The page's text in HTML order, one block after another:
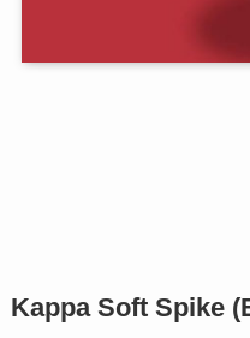
Kappa Soft Spike